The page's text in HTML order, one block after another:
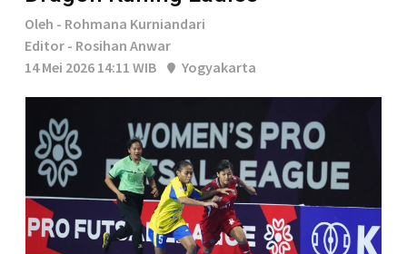
Oleh - Rohmana Kurniandari
Editor - Rosihan Anwar
14 Mei 2026 14:11 WIB
Yogyakarta